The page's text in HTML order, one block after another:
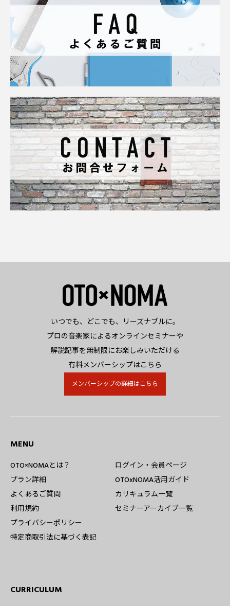
いつでも、どこでも、リーズナブルに。
プロの音楽家によるオンラインセミナーや
解説記事を無制限にお楽しみいただける
有料メンバーシップはこちら
メンバーシップの詳細はこちら
MENU
OTO×NOMAとは？
プラン詳細
よくあるご質問
利用規約
プライバシーポリシー
特定商取引法に基づく表記
ログイン・会員ページ
OTOxNOMA活用ガイド
カリキュラム一覧
セミナーアーカイブ一覧
CURRICULUM